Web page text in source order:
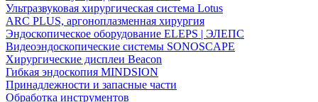
Ультразвуковая хирургическая система Lotus
ARC PLUS, аргоноплазменная хирургия
Эндоскопическое оборудование ELEPS | ЭЛЕПС
Видеоэндоскопические системы SONOSCAPE
Хирургические дисплеи Beacon
Гибкая эндоскопия MINDSION
Принадлежности и запасные части
Обработка инструментов